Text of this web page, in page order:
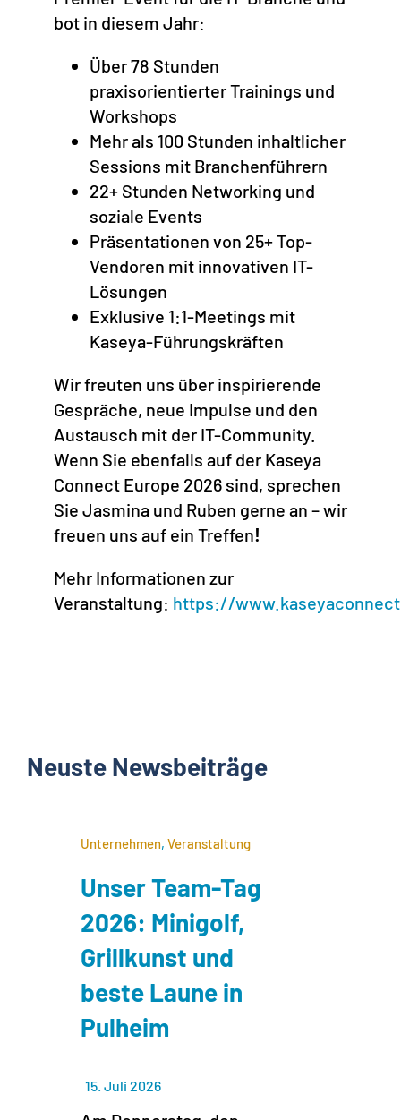
bot in diesem Jahr:
Über 78 Stunden
praxisorientierter Trainings und
Workshops
Mehr als 100 Stunden inhaltlicher
Sessions mit Branchenführern
22+ Stunden Networking und
soziale Events
Präsentationen von 25+ Top-
Vendoren mit innovativen IT-
Lösungen
Exklusive 1:1-Meetings mit
Kaseya-Führungskräften
Wir freuten uns über inspirierende
Gespräche, neue Impulse und den
Austausch mit der IT-Community.
Wenn Sie ebenfalls auf der Kaseya
Connect Europe 2026 sind, sprechen
Sie Jasmina und Ruben gerne an – wir
freuen uns auf ein Treffen!
Mehr Informationen zur
Veranstaltung: https://
Neuste Newsbeiträge
Unternehmen, Veranstaltung
Unser Team-Tag
2026: Minigolf,
Grillkunst und
beste Laune in
Pulheim
15. Juli 2026